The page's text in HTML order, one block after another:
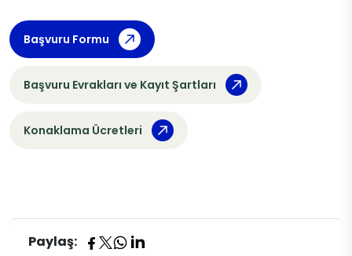
Başvuru Formu
Başvuru Evrakları ve Kayıt Şartları
Konaklama Ücretleri
Paylaş: